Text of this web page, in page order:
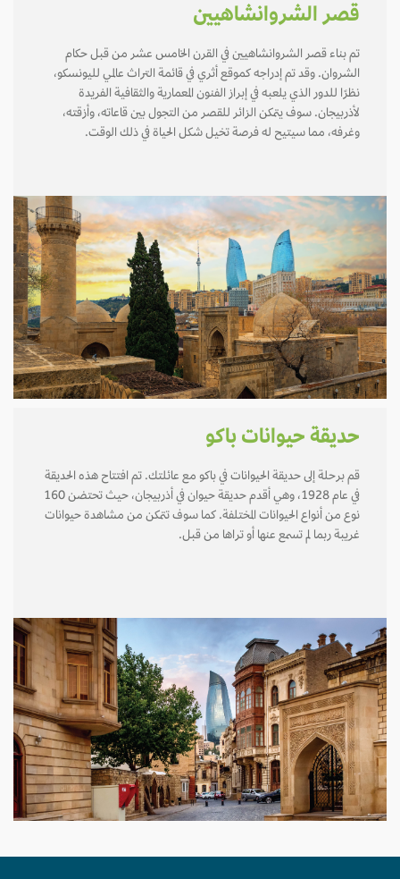
قصر الشروانشاهيين
تم بناء قصر الشروانشاهيين في القرن الخامس عشر من قبل حكام
الشروان. وقد تم إدراجه كموقع أثري في قائمة التراث عالمي لليونسكو،
نظرًا للدور الذي يلعبه في إبراز الفنون المعمارية والثقافية الفريدة
لأذربيجان. سوف يتمكن الزائر للقصر من التجول بين قاعاته، وأزقته،
وغرفه، مما سيتيح له فرصة تخيل شكل الحياة في ذلك الوقت.
حديقة حيوانات باكو
قم برحلة إلى حديقة الحيوانات في باكو مع عائلتك. تم افتتاح هذه الحديقة
في عام 1928، وهي أقدم حديقة حيوان في أذربيجان، حيث تحتضن 160
نوع من أنواع الحيوانات المختلفة. كما سوف تتمكن من مشاهدة حيوانات
غريبة ربما لم تسمع عنها أو تراها من قبل.